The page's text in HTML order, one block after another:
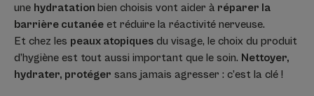
une hydratation bien choisis vont aider à réparer la
barrière cutanée et réduire la réactivité nerveuse.
Et chez les peaux atopiques du visage, le choix du produit
d’hygiène est tout aussi important que le soin. Nettoyer,
hydrater, protéger sans jamais agresser : c’est la clé !